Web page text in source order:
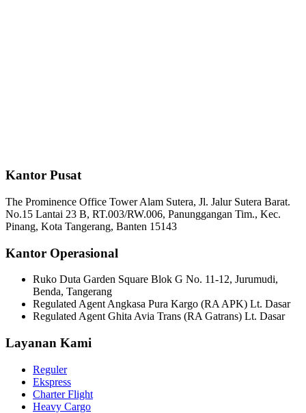
Kantor Pusat
The Prominence Office Tower Alam Sutera, Jl. Jalur Sutera Barat.
No.15 Lantai 23 B, RT.003/RW.006, Panunggangan Tim., Kec.
Pinang, Kota Tangerang, Banten 15143
Kantor Operasional
Ruko Duta Garden Square Blok G No. 11-12, Jurumudi,
Benda, Tangerang
Regulated Agent Angkasa Pura Kargo (RA APK) Lt. Dasar
Regulated Agent Ghita Avia Trans (RA Gatrans) Lt. Dasar
Layanan Kami
Reguler
Ekspress
Charter Flight
Heavy Cargo